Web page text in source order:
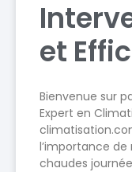
et
Bienvenue sur
Expert en
l’importance
chaudes